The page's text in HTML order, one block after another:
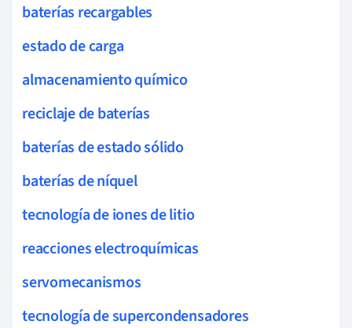
baterías recargables
estado de carga
almacenamiento químico
reciclaje de baterías
baterías de estado sólido
baterías de níquel
tecnología de iones de litio
reacciones electroquímicas
servomecanismos
tecnología de supercondensadores